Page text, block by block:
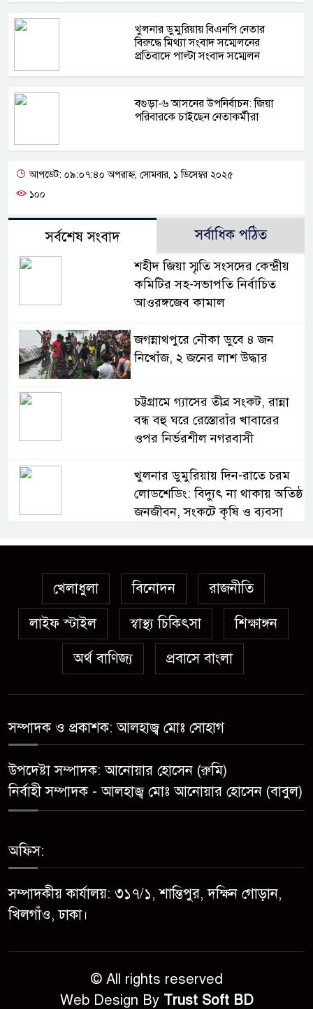
খুলনার ডুমুরিয়ায় বিএনপি নেতার
বিরুদ্ধে মিথ্যা সংবাদ সম্মেলনের
প্রতিবাদে পাল্টা সংবাদ সম্মেলন
বগুড়া-৬ আসনের উপনির্বাচন: জিয়া
পরিবারকে চাইছেন নেতাকর্মীরা
আপডেট: ০৯:০৭:৪০ অপরাহ্ন, সোমবার, ১ ডিসেম্বর ২০২৫
১০০
সর্বশেষ সংবাদ সর্বাধিক পঠিত
শহীদ জিয়া স্মৃতি সংসদের কেন্দ্রীয়
কমিটির সহ-সভাপতি নির্বাচিত
আওরঙ্গজেব কামাল
জগন্নাথপুরে নৌকা ডুবে ৪ জন
নিখোঁজ, ২ জনের লাশ উদ্ধার
চট্টগ্রামে গ্যাসের তীব্র সংকট, রান্না
বন্ধ বহু ঘরে রেস্তোরাঁর খাবারের
ওপর নির্ভরশীল নগরবাসী
খুলনার ডুমুরিয়ায় দিন-রাতে চরম
লোডশেডিং: বিদ্যুৎ না থাকায় অতিষ্ঠ
জনজীবন, সংকটে কৃষি ও ব্যবসা
অস্ত্র উদ্ধারে ডেভিড ইমনসহ ৫
পুলিশ
সেনবাগে নতুন গ্যাস কূপের খনন
শুরু, মিলতে পারে দৈনিক ৫-৭
মিলিয়ন ঘনফুট গ্যাস
মেয়েকে ধর্ষণের অভিযোগে সেনবাগে
সোনাতলা পৌরসভার উপ-সহকারী
প্রকৌশলীর বিরুদ্ধে সাংবাদিকের
অভিযোগ,তদন্তের আশ্বাস প্রশাসকের
সাক্ষ্যগ্রহণ শুরু
উন্নয়ন কে প্রাধান্য দিয়ে বগুড়ার
খেলাধুলা বিনোদন
রাজনীতি
লাইফ স্টাইল
স্বাস্থ্য চিকিৎসা
শিক্ষাঙ্গন
অর্থ বাণিজ্য
প্রবাসে বাংলা
সম্পাদক ও প্রকাশক: আলহাজ্ব মোঃ সোহাগ
উপদেষ্টা সম্পাদক: আনোয়ার হোসেন (রুমি)
নির্বাহী সম্পাদক - আলহাজ্ব মোঃ আনোয়ার হোসেন (বাবুল)
অফিস:
সম্পাদকীয় কার্যালয়: ৩১৭/১, শান্তিপুর, দক্ষিন গোড়ান,
খিলগাঁও, ঢাকা।
© All rights reserved
Web Design By Trust Soft BD